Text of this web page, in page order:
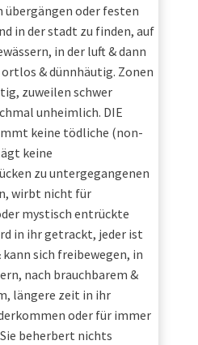
oder festen
in der stadt zu finden, auf
in der luft & dann
ortlos & dünnhäutig. Zonen
zuweilen schwer
unheimlich. DIE
keine tödliche (non-
keine
zu untergegangenen
wirbt nicht für
mystisch entrückte
in ihr getrackt, jeder ist
sich freibewegen, in
nach brauchbarem &
längere zeit in ihr
oder für immer
beherbert nichts